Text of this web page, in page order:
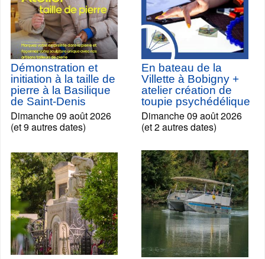
Démonstration et
initiation à la taille de
pierre à la Basilique
de Saint-Denis
Dimanche 09 août 2026
(et 9 autres dates)
En bateau de la
Villette à Bobigny +
atelier création de
toupie psychédélique
Dimanche 09 août 2026
(et 2 autres dates)